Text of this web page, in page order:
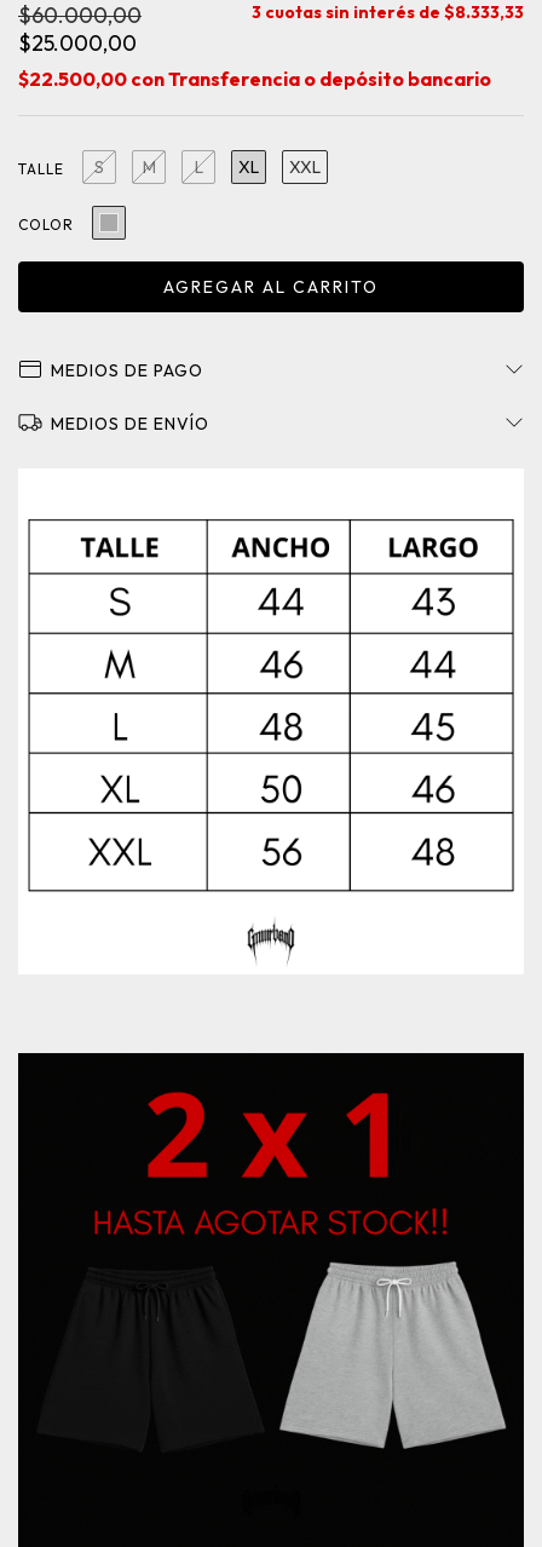
$60.000,00
$25.000,00
3 cuotas sin interés de $8.333,33
$22.500,00 conTransferencia o depósito bancario
TALLE S M L XL XXL
COLOR
MEDIOS DE PAGO
MEDIOS DE ENVÍO